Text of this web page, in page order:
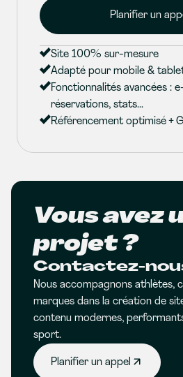
Planifier un
Site 100% sur-mesure
Adapté pour mobile &
Fonctionnalités avancées :
réservations, stats...
Référencement optimisé +
Vous avez
projet ?
Contactez-
Nous accompagnons athlètes,
marques dans la création de
contenu modernes,
sport.
Planifier un appel